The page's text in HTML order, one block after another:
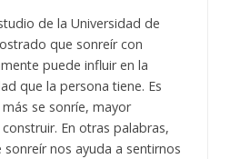
de la Universidad de
que sonreír con
puede influir en la
que la persona tiene. Es
se sonríe, mayor
En otras palabras,
nos ayuda a sentirnos